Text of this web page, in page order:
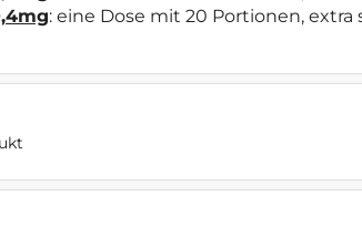
: eine Dose mit 20 Portionen,